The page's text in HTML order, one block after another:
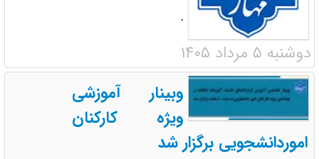
.
دوشنبه ۵ مرداد ۱۴۰۵
وبینار آموزشی
ویژه کارکنان
اموردانشجویی برگزار شد